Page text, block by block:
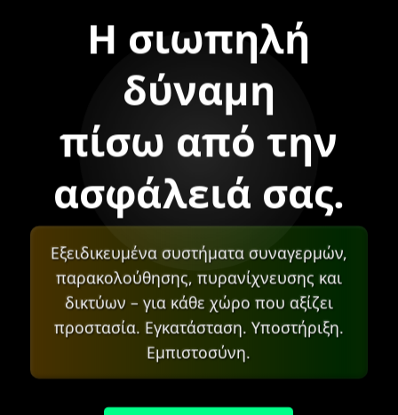
Η σιωπηλή
δύναμη
πίσω από την
ασφάλειά σας.
Εξειδικευμένα συστήματα συναγερμών,
παρακολούθησης, πυρανίχνευσης και
δικτύων – για κάθε χώρο που αξίζει
προστασία. Εγκατάσταση. Υποστήριξη.
Εμπιστοσύνη.